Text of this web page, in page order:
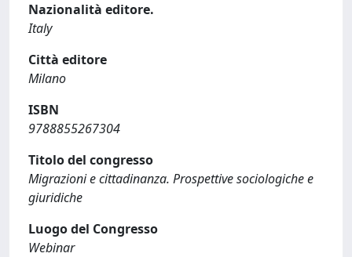
Nazionalità editore.
Italy
Città editore
Milano
ISBN
9788855267304
Titolo del congresso
Migrazioni e cittadinanza. Prospettive sociologiche e
giuridiche
Luogo del Congresso
Webinar